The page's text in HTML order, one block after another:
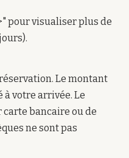
pour visualiser plus de
Le montant
à votre arrivée. Le
bancaire ou de
ne sont pas